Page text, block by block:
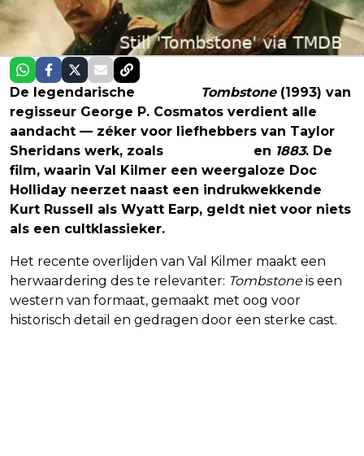
De legendarische Tombstone(1993) van
regisseur George P. Cosmatos verdient alle
aandacht — zéker voor liefhebbers van Taylor
Sheridans werk, zoals
en 1883. De
film, waarin Val Kilmer een weergaloze Doc
Holliday neerzet naast een indrukwekkende
Kurt Russell als Wyatt Earp, geldt niet voor niets
als een cultklassieker.
Het recente overlijden van Val Kilmer maakt een
herwaardering des te relevanter: Tombstoneis een
western van formaat, gemaakt met oog voor
historisch detail en gedragen door een sterke cast.